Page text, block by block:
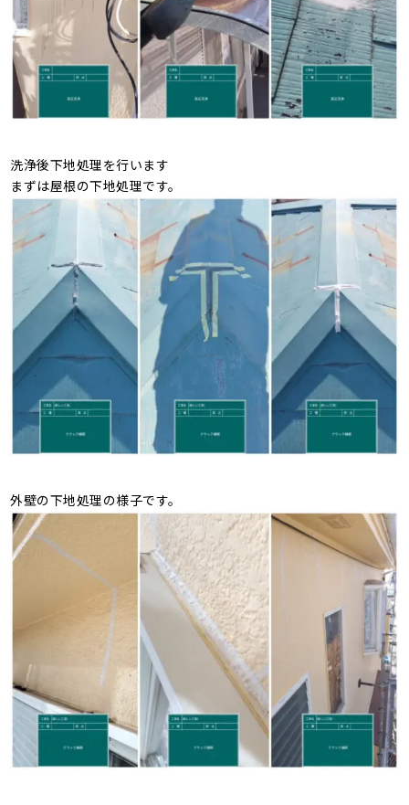
洗浄後下地処理を行います
まずは屋根の下地処理です。
外壁の下地処理の様子です。